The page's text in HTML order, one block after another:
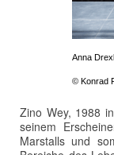
Anna
© Konrad
Zino Wey, 1988
seinem
Marstalls und